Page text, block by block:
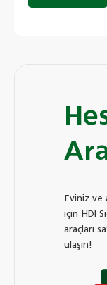
Eviniz ve
için HDI
araçları
ulaşın!